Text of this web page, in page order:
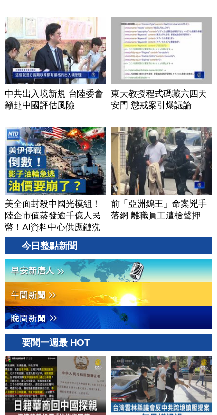
中共出入境新規 台陸委會
籲赴中國評估風險
東大教授程式碼藏六四天
安門 懲戒案引爆議論
美全面封殺中國光模組！
陸企市值蒸發逾千億人民
幣！AI資料中心供應鏈洗
牌？台灣喜迎轉單！成關
鍵樞紐？｜#財經新聞
│20260805 (三)
前「亞洲鎢王」命案兇手
落網 離職員工遭檢聲押
今日整點新聞
要聞一週最 HOT